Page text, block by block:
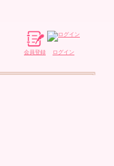
会員登録 ログイン